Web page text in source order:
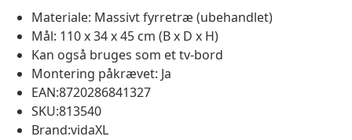
Materiale: Massivt fyrretræ (ubehandlet)
Mål: 110 x 34 x 45 cm (B x D x H)
Kan også bruges som et tv-bord
Montering påkrævet: Ja
EAN:8720286841327
SKU:813540
Brand:vidaXL